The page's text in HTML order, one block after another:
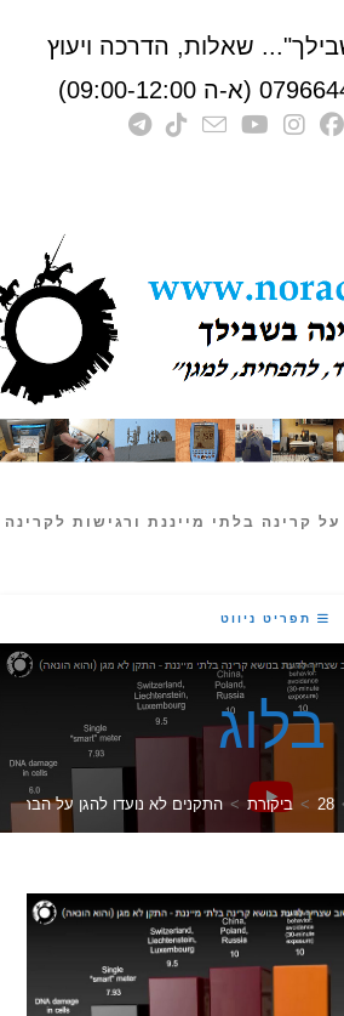
שאלות, הדרכה ויעוץ
בלתי מייננת ורגישות לקרינה
ניווט
> התקנים לא נועדו להגן על הבריאות שלנו